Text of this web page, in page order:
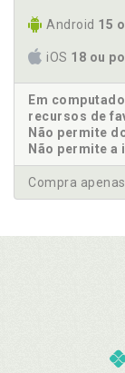
Android 15
iOS 18 ou
Em
recursos de
Não permite
Não permite
Compra